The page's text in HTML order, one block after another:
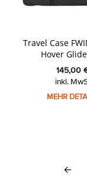
Travel Case
Hover Glide
145,00
inkl.
MEHR
←